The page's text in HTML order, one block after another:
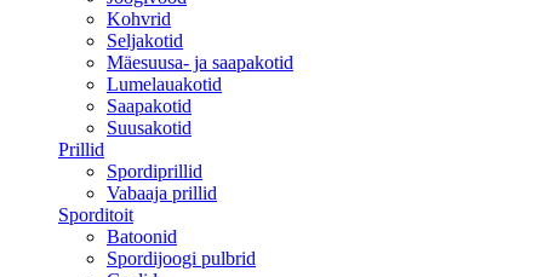
Kohvrid
Seljakotid
Mäesuusa- ja saapakotid
Lumelauakotid
Saapakotid
Suusakotid
Prillid
Spordiprillid
Vabaaja prillid
Sporditoit
Batoonid
Spordijoogi pulbrid